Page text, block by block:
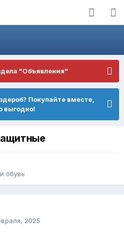
"Объявления"
Покупайте вместе,
выгодно!
обувь
2025